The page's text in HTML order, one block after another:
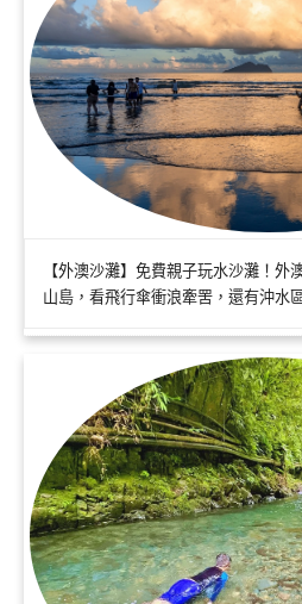
【外澳沙灘】免費親子玩水沙灘！外
山島，看飛行傘衝浪牽罟，還有沖水